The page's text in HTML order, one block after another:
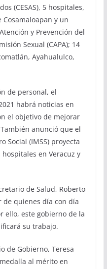
(CESAS), 5 hospitales,
y un
y Prevención del
Sexual (CAPA); 14
Ayahualulco,
de personal, el
habrá noticias en
el objetivo de mejorar
anunció que el
Social (IMSS) proyecta
en Veracuz y
de Salud, Roberto
de quienes día con día
ello, este gobierno de la
su trabajo.
de Gobierno, Teresa
al mérito en